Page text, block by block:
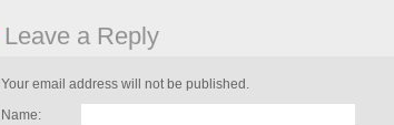
Leave a Reply
Your email address will not be published.
Name: